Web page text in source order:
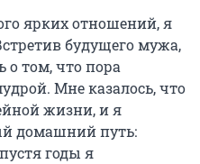
ярких отношений, я
будущего мужа,
о том, что пора
Мне казалось, что
жизни, и я
домашний путь:
годы я